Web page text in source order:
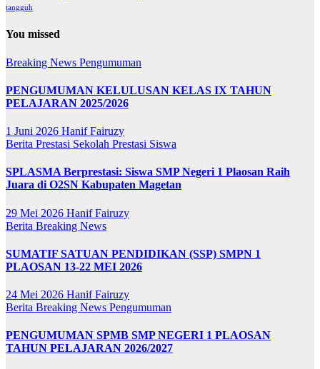
tangguh
You missed
Breaking News Pengumuman
PENGUMUMAN KELULUSAN KELAS IX TAHUN
PELAJARAN 2025/2026
1 Juni 2026 Hanif Fairuzy
Berita Prestasi Sekolah Prestasi Siswa
SPLASMA Berprestasi: Siswa SMP Negeri 1 Plaosan Raih
Juara di O2SN Kabupaten Magetan
29 Mei 2026 Hanif Fairuzy
Berita Breaking News
SUMATIF SATUAN PENDIDIKAN (SSP) SMPN 1
PLAOSAN 13-22 MEI 2026
24 Mei 2026 Hanif Fairuzy
Berita Breaking News Pengumuman
PENGUMUMAN SPMB SMP NEGERI 1 PLAOSAN
TAHUN PELAJARAN 2026/2027